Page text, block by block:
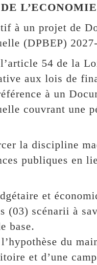
à un projet de
(DPBEP)
54 de la
aux lois de
à un
couvrant une
la discipline
publiques en
et
(03) scénarii à
base.
du
et d’une